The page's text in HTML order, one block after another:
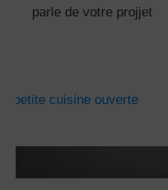
parle de votre projjet